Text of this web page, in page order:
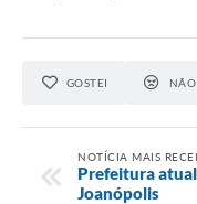
GOSTEI NÃO
NOTÍCIA MAIS
Prefeitura
Joanópolis